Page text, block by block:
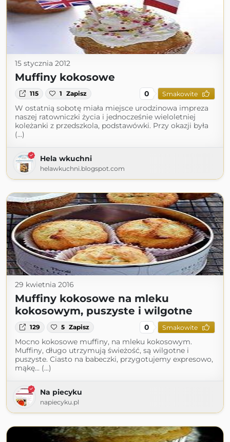
15 stycznia 2012
Muffiny kokosowe
115 1 Zapisz 0 Smakowite
W ostatnią sobotę miała miejsce urodzinowa impreza
naszej ratowniczki życia i jednocześnie wieloletniej
koleżanki z przedszkola, podstawówki. Przy okazji była
(...)
Hela wkuchni
helawkuchni.blogspot.com
29 kwietnia 2016
Muffiny kokosowe na mleku
kokosowym, puszyste i wilgotne
129 5 Zapisz 0 Smakowite
Mocno kokosowe muffiny, na mleku kokosowym.
Muffiny, długo utrzymują świeżość, są wilgotne i
puszyste. Ciasto na babeczki, przygotujemy expresowo,
mąkę... (...)
Na piecyku
napiecyku.pl